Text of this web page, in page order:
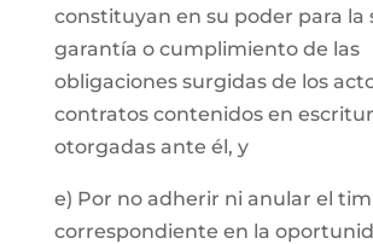
constituyan en su poder para la
garantía o cumplimiento de las
obligaciones surgidas de los
contratos contenidos en
otorgadas ante él, y
e) Por no adherir ni anular el
correspondiente en la